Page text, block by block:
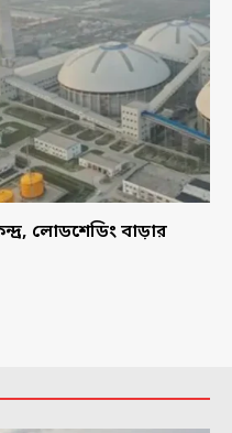
লোডশেডিং বাড়ার